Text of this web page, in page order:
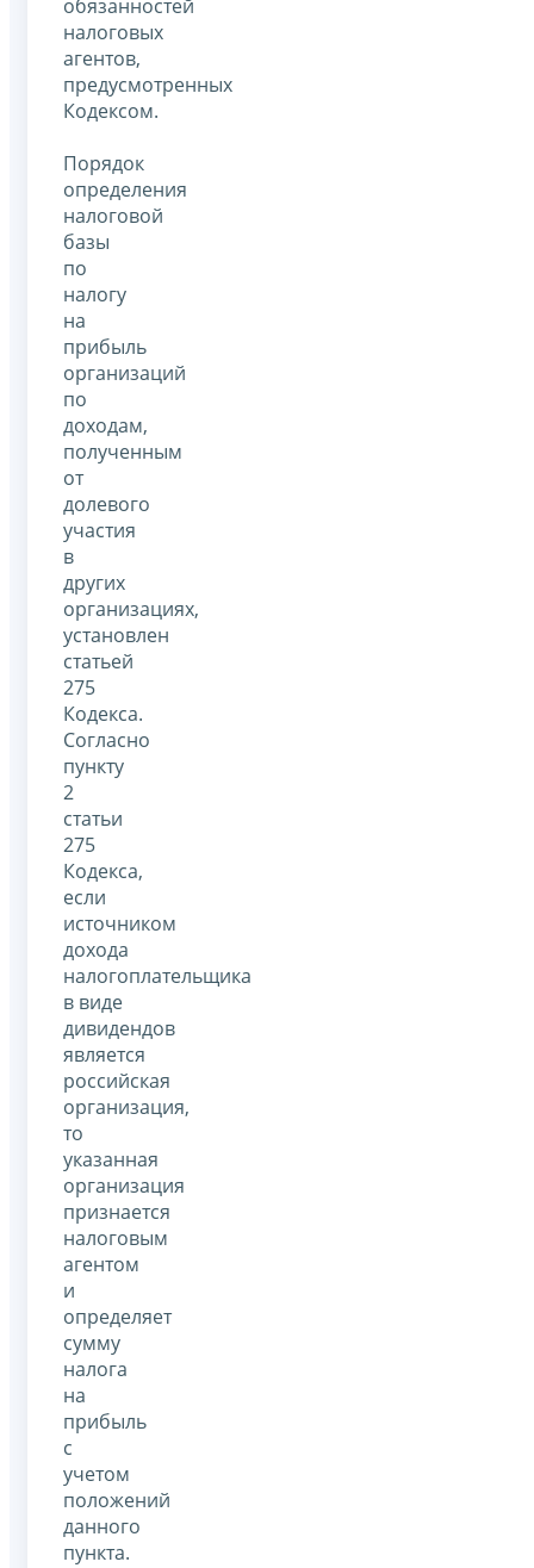
обязанностей
налоговых
агентов,
предусмотренных
Кодексом.
Порядок
определения
налоговой
базы
по
налогу
на
прибыль
организаций
по
доходам,
полученным
от
долевого
участия
в
других
организациях,
установлен
статьей
275
Кодекса.
Согласно
пункту
2
статьи
275
Кодекса,
если
источником
дохода
налогоплательщика
в виде
дивидендов
является
российская
организация,
то
указанная
организация
признается
налоговым
агентом
и
определяет
сумму
налога
на
прибыль
с
учетом
положений
данного
пункта.